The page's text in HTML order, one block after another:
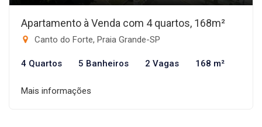
Apartamento à Venda com 4 quartos, 168m²
Canto do Forte, Praia Grande-SP
4 Quartos 5 Banheiros 2 Vagas 168 m²
Mais informações